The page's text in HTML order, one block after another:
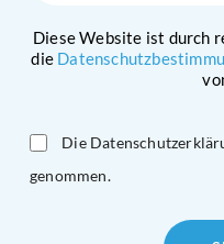
Diese Website ist durch
die
Die
genommen.